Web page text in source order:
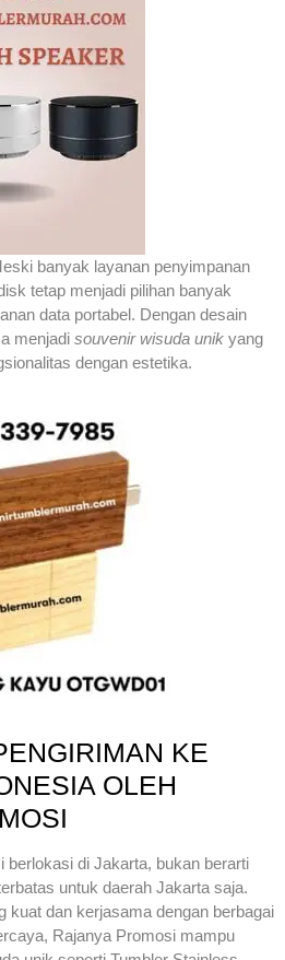
banyak layanan penyimpanan
tetap menjadi pilihan banyak
data portabel. Dengan desain
menjadi souvenir wisuda unik yang
dengan estetika.
KE
OLEH
berlokasi di Jakarta, bukan berarti
untuk daerah Jakarta saja.
kuat dan kerjasama dengan berbagai
Rajanya Promosi mampu